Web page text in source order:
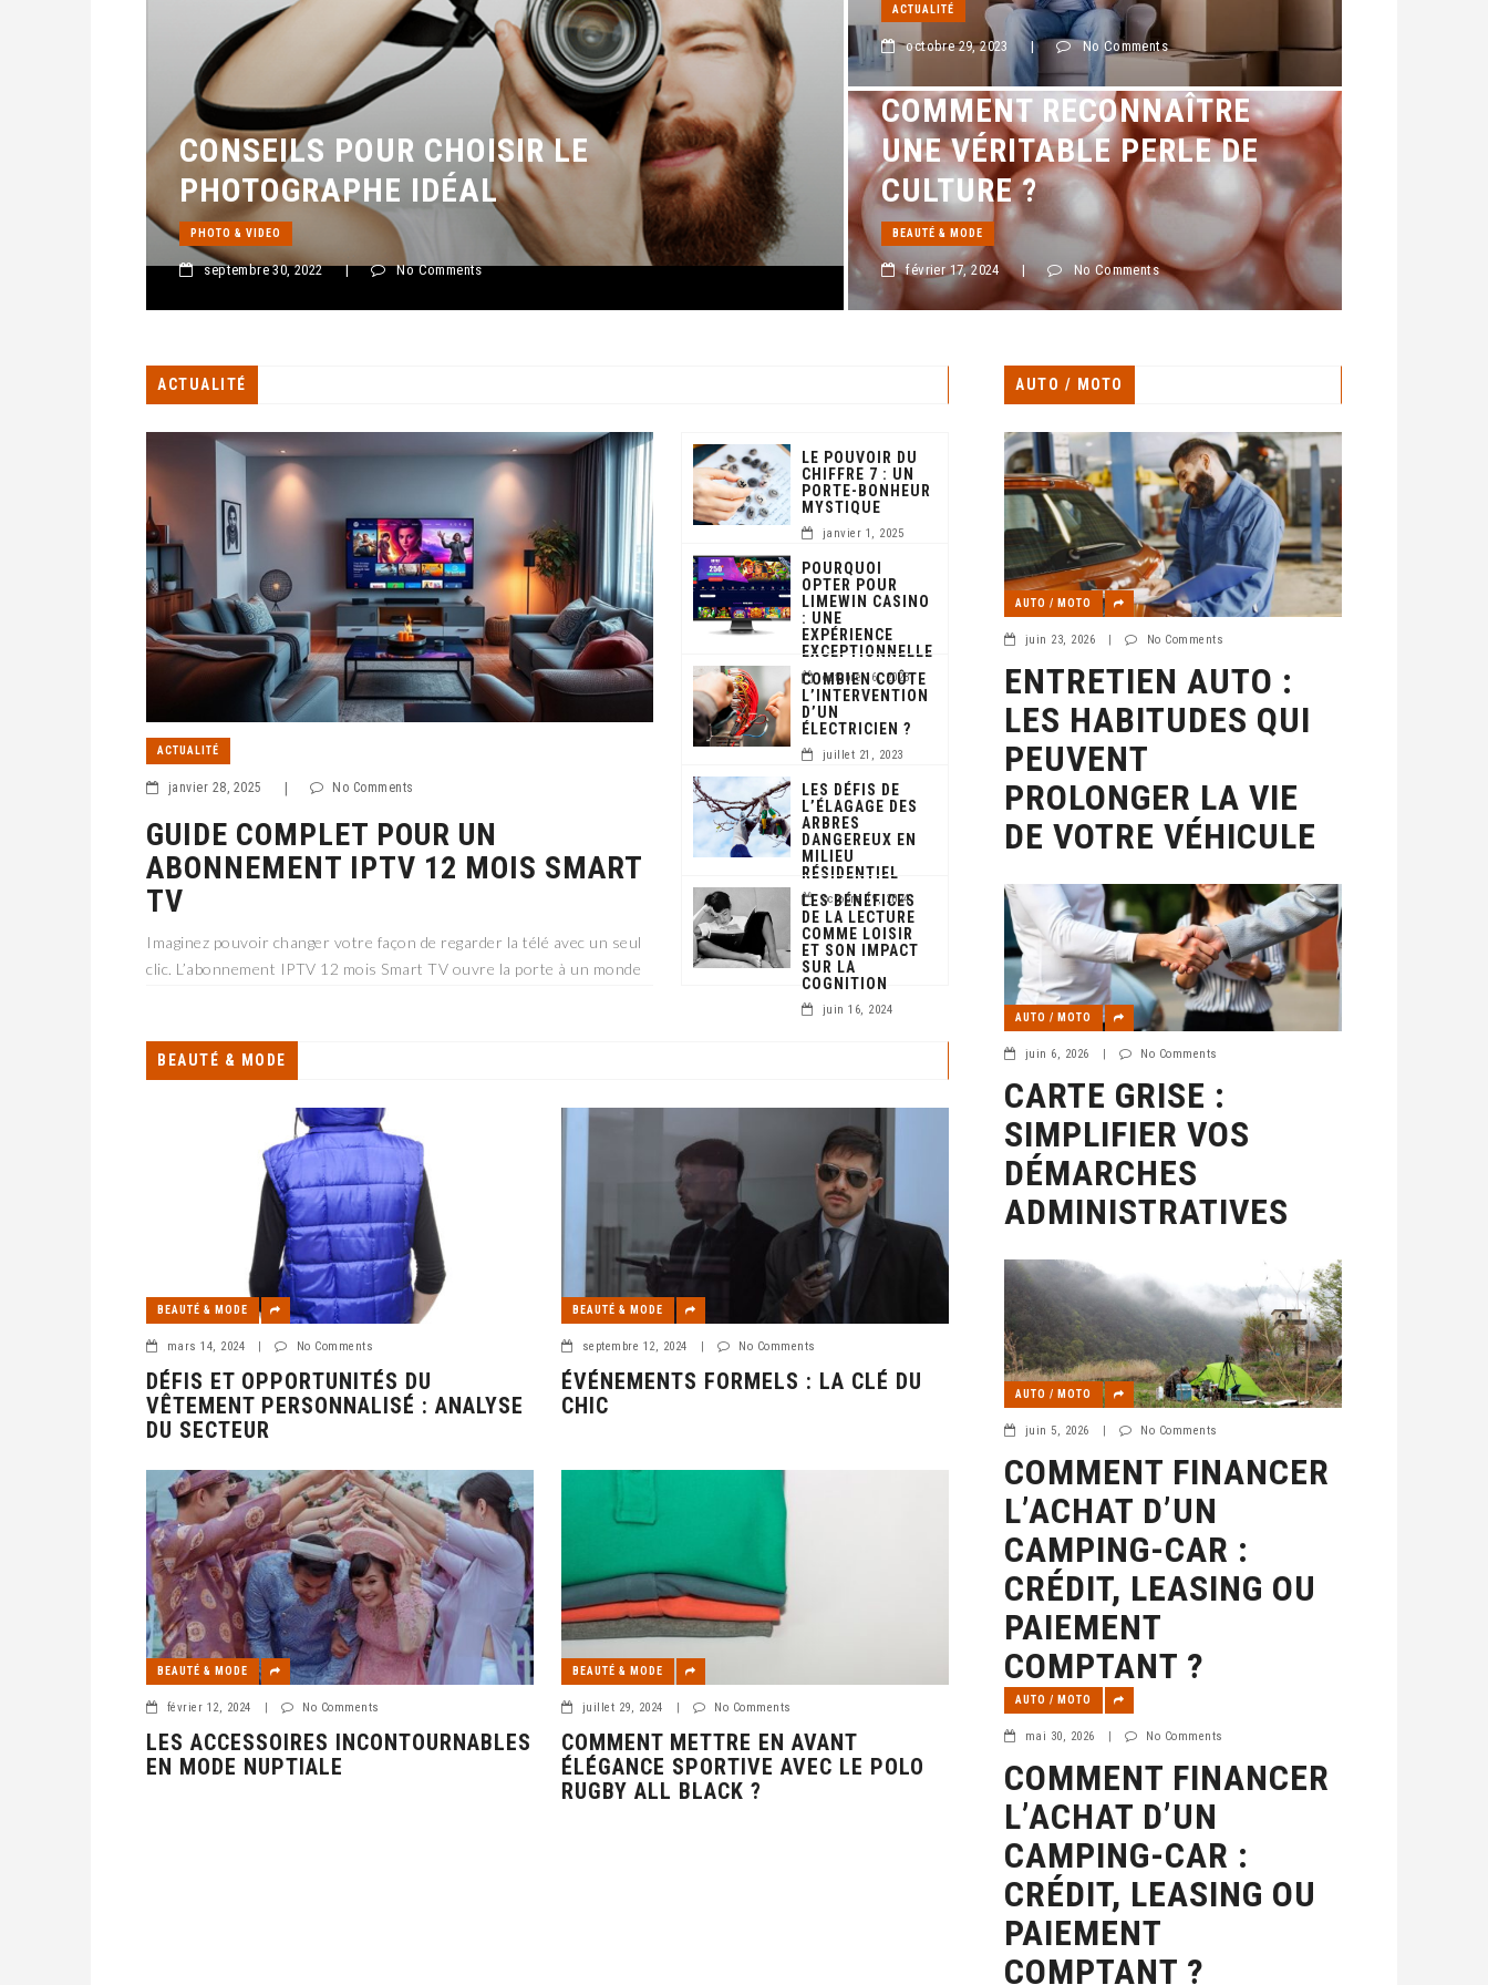
CONSEILS POUR CHOISIR LE
PHOTOGRAPHE IDÉAL
PHOTO & VIDEO
septembre 30, 2022 | No Comments
ACTUALITÉ
octobre 29, 2023 | No Comments
COMMENT RECONNAÎTRE
UNE VÉRITABLE PERLE DE
CULTURE ?
BEAUTÉ & MODE
février 17, 2024 | No Comments
ACTUALITÉ
ACTUALITÉ
janvier 28, 2025 No Comments
GUIDE COMPLET POUR UN
ABONNEMENT IPTV 12 MOIS SMART
TV
Imaginez pouvoir changer votre façon de regarder la télé avec un seul
clic. L’abonnement IPTV 12 mois Smart TV ouvre la porte à un monde
LE POUVOIR DU
CHIFFRE 7 : UN
PORTE-BONHEUR
MYSTIQUE
janvier 1, 2025
POURQUOI
OPTER POUR
LIMEWIN CASINO
: UNE
EXPÉRIENCE
EXCEPTIONNELLE
octobre 16, 2023
COMBIEN COÛTE
L’INTERVENTION
D’UN
ÉLECTRICIEN ?
juillet 21, 2023
LES DÉFIS DE
L’ÉLAGAGE DES
ARBRES
DANGEREUX EN
MILIEU
RÉSIDENTIEL
octobre 19, 2024
LES BÉNÉFICES
DE LA LECTURE
COMME LOISIR
ET SON IMPACT
SUR LA
COGNITION
juin 16, 2024
BEAUTÉ & MODE
BEAUTÉ & MODE
mars 14, 2024 | No Comments
DÉFIS ET OPPORTUNITÉS DU
VÊTEMENT PERSONNALISÉ : ANALYSE
DU SECTEUR
BEAUTÉ & MODE
septembre 12, 2024 | No Comments
ÉVÉNEMENTS FORMELS : LA CLÉ DU
CHIC
BEAUTÉ & MODE
février 12, 2024 No Comments
LES ACCESSOIRES INCONTOURNABLES
EN MODE NUPTIALE
BEAUTÉ & MODE
juillet 29, 2024 No Comments
COMMENT METTRE EN AVANT
ÉLÉGANCE SPORTIVE AVEC LE POLO
RUGBY ALL BLACK ?
AUTO / MOTO
AUTO / MOTO
juin 23, 2026 | No Comments
ENTRETIEN AUTO :
LES HABITUDES QUI
PEUVENT
PROLONGER LA VIE
DE VOTRE VÉHICULE
AUTO / MOTO
juin 6, 2026 No Comments
CARTE GRISE :
SIMPLIFIER VOS
DÉMARCHES
ADMINISTRATIVES
AUTO / MOTO
juin 5, 2026 | No Comments
COMMENT FINANCER
L’ACHAT D’UN
CAMPING-CAR :
CRÉDIT, LEASING OU
PAIEMENT
COMPTANT ?
AUTO / MOTO
mai 30, 2026 | No Comments
COMMENT FINANCER
L’ACHAT D’UN
CAMPING-CAR :
CRÉDIT, LEASING OU
PAIEMENT
COMPTANT ?